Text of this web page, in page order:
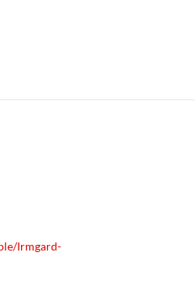
in der MZ vom
Irmgard-